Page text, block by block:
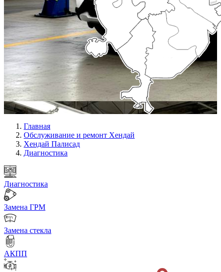
Главная
Обслуживание и ремонт Хендай
Хендай Палисад
Диагностика
Диагностика
Замена ГРМ
Замена стекла
АКПП